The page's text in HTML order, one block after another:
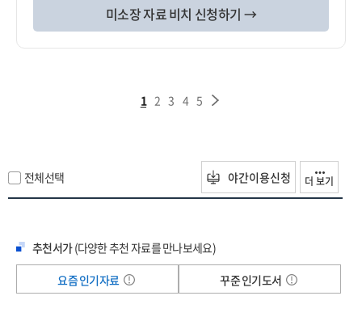
미소장 자료 비치 신청하기 →
1 2 3 4 5
전체선택 야간이용신청 더 보기
추천서가(다양한 추천 자료를 만나보세요)
요즘 인기자료
꾸준 인기도서